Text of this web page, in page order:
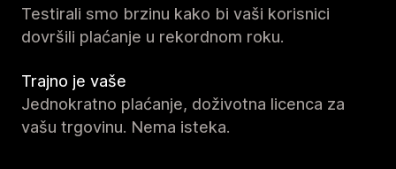
Testirali smo brzinu kako bi vaši korisnici
dovršili plaćanje u rekordnom roku.
Trajno je vaše
Jednokratno plaćanje, doživotna licenca za
vašu trgovinu. Nema isteka.